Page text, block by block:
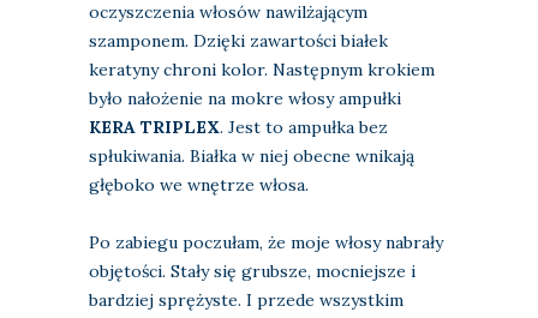
oczyszczenia włosów nawilżającym
szamponem. Dzięki zawartości białek
keratyny chroni kolor. Następnym krokiem
było nałożenie na mokre włosy ampułki
KERA TRIPLEX. Jest to ampułka bez
spłukiwania. Białka w niej obecne wnikają
głęboko we wnętrze włosa.
Po zabiegu poczułam, że moje włosy nabrały
objętości. Stały się grubsze, mocniejsze i
bardziej sprężyste. I przede wszystkim